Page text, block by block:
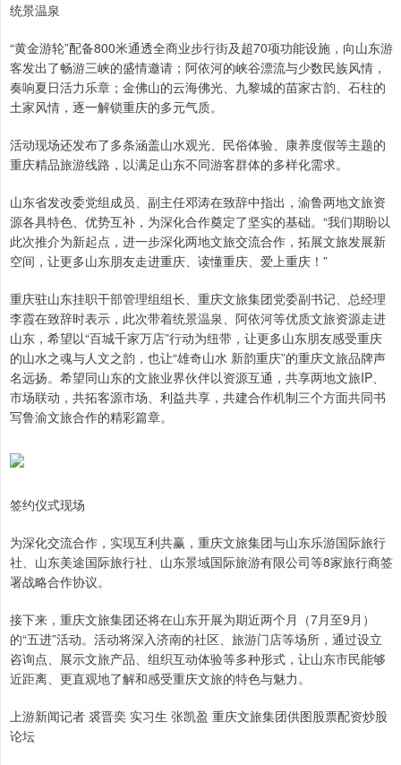
统景温泉
“黄金游轮”配备800米通透全商业步行街及超70项功能设施，向山东游
客发出了畅游三峡的盛情邀请；阿依河的峡谷漂流与少数民族风情，
奏响夏日活力乐章；金佛山的云海佛光、九黎城的苗家古韵、石柱的
土家风情，逐一解锁重庆的多元气质。
活动现场还发布了多条涵盖山水观光、民俗体验、康养度假等主题的
重庆精品旅游线路，以满足山东不同游客群体的多样化需求。
山东省发改委党组成员、副主任邓涛在致辞中指出，渝鲁两地文旅资
源各具特色、优势互补，为深化合作奠定了坚实的基础。“我们期盼以
此次推介为新起点，进一步深化两地文旅交流合作，拓展文旅发展新
空间，让更多山东朋友走进重庆、读懂重庆、爱上重庆！”
重庆驻山东挂职干部管理组组长、重庆文旅集团党委副书记、总经理
李霞在致辞时表示，此次带着统景温泉、阿依河等优质文旅资源走进
山东，希望以“百城千家万店”行动为纽带，让更多山东朋友感受重庆
的山水之魂与人文之韵，也让“雄奇山水 新韵重庆”的重庆文旅品牌声
名远扬。希望同山东的文旅业界伙伴以资源互通，共享两地文旅IP、
市场联动，共拓客源市场、利益共享，共建合作机制三个方面共同书
写鲁渝文旅合作的精彩篇章。
签约仪式现场
为深化交流合作，实现互利共赢，重庆文旅集团与山东乐游国际旅行
社、山东美途国际旅行社、山东景域国际旅游有限公司等8家旅行商签
署战略合作协议。
接下来，重庆文旅集团还将在山东开展为期近两个月（7月至9月）
的“五进”活动。活动将深入济南的社区、旅游门店等场所，通过设立
咨询点、展示文旅产品、组织互动体验等多种形式，让山东市民能够
近距离、更直观地了解和感受重庆文旅的特色与魅力。
上游新闻记者 裘晋奕 实习生 张凯盈 重庆文旅集团供图股票配资炒股
论坛